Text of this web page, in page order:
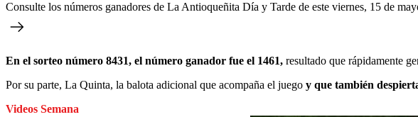
Consulte los números ganadores de La Antioqueñita Día y Tarde de este viernes, 15 de
En el sorteo número 8431, el número ganador fue el 1461, resultado que rápidamente
Por su parte, La Quinta, la balota adicional que acompaña el juego y que también
Videos Semana